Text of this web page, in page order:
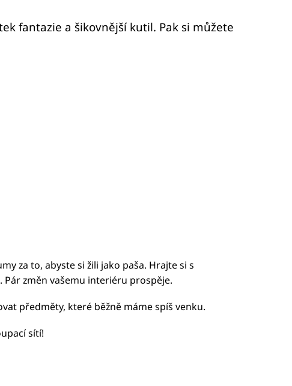
fantazie a šikovnější kutil. Pak si můžete
za to, abyste si žili jako paša. Hrajte si s
změn vašemu interiéru prospěje.
předměty, které běžně máme spíš venku.
sítí!